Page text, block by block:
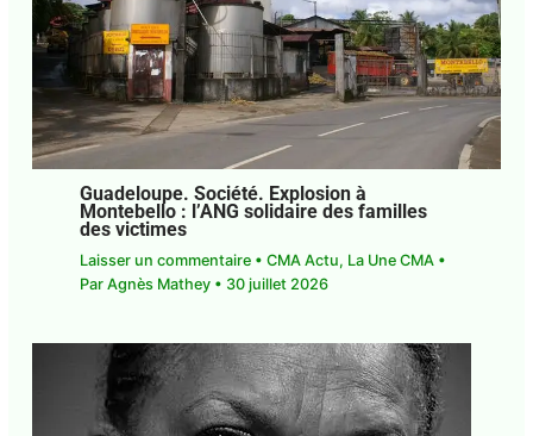
Guadeloupe. Société. Explosion à
Montebello : l’ANG solidaire des familles
des victimes
Laisser un commentaire • CMA Actu,La Une CMA
• ParAgnès Mathey